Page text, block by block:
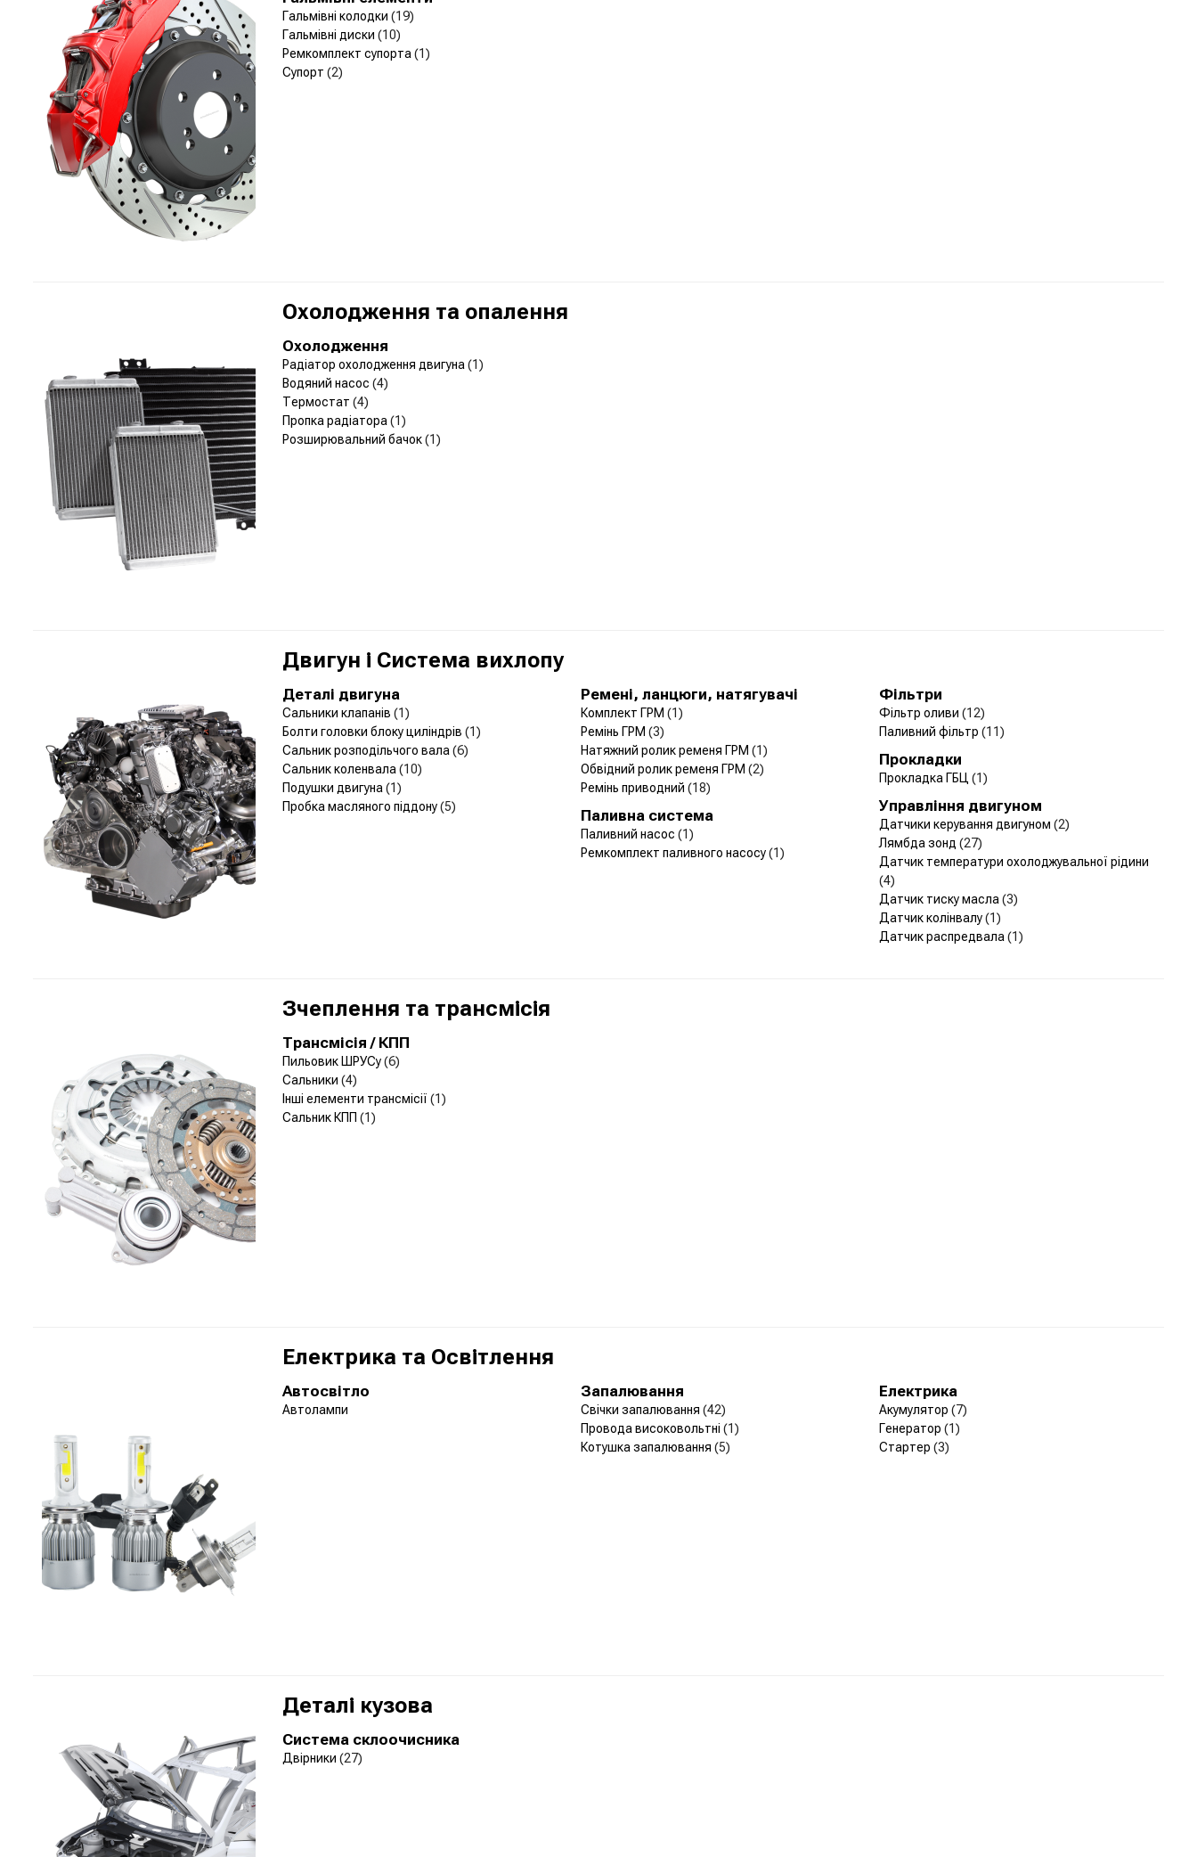
Гальмівні колодки (19)
Гальмівні диски (10)
Ремкомплект супорта (1)
Супорт (2)
Охолодження та опалення
Охолодження
Радіатор охолодження двигуна (1)
Водяний насос (4)
Термостат (4)
Пропка радіатора (1)
Розширювальний бачок(1)
Двигун і Система вихлопу
Деталі двигуна
Сальники клапанів (1)
Болти головки блоку циліндрів (1)
Сальник розподільчого вала (6)
Сальник коленвала (10)
Подушки двигуна (1)
Пробка масляного піддону(5)
Ремені, ланцюги, натягувачі
Комплект ГРМ (1)
Ремінь ГРМ (3)
Натяжний ролик ременя ГРМ (1)
Обвідний ролик ременя ГРМ (2)
Ремінь приводний (18)
Фільтри
Фільтр оливи (12)
Паливний фільтр (11)
Прокладки
Прокладка ГБЦ (1)
Управління двигуном
Датчики керування двигуном (2)
Лямбда зонд (27)
Датчик температури охолоджувальної рідини
(4)
Датчик тиску масла (3)
Датчик колінвалу(1)
Датчик распредвала (1)
Паливна система
Паливний насос (1)
Ремкомплект паливного насосу(1)
Зчеплення та трансмісія
Трансмісія / КПП
Пильовик ШРУСу(6)
Сальники (4)
Інші елементи трансмісії (1)
Сальник КПП (1)
Електрика та Освітлення
Автосвітло
Автолампи
Запалювання
Свічки запалювання (42)
Провода високовольтні (1)
Котушка запалювання (5)
Електрика
Акумулятор (7)
Генератор (1)
Стартер (3)
Деталі кузова
Система склоочисника
Двірники (27)